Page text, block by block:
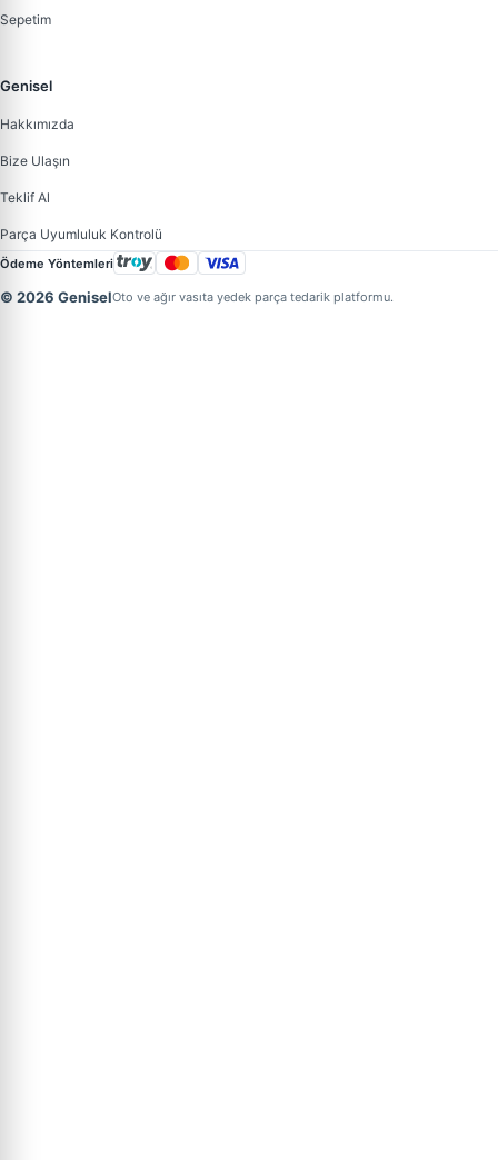
Sepetim
Genisel
Hakkımızda
Bize Ulaşın
Teklif Al
Parça Uyumluluk Kontrolü
Ödeme Yöntemleri
© 2026 GeniselOto ve ağır vasıta yedek parça tedarik platformu.